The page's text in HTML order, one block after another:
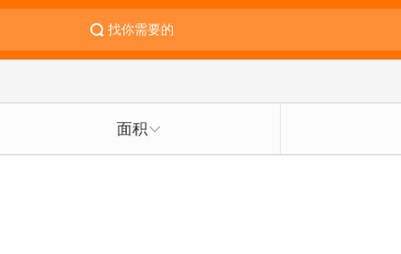
找你需要的
面积